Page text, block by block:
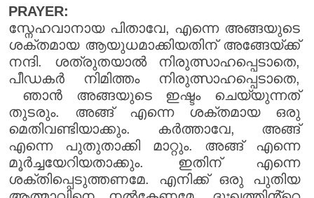
PRAYER:
സ്നേഹവാനായ പിതാവേ, എന്നെ അങ്ങയുടെ
ശക്തമായ ആയുധമാക്കിയതിന് അങ്ങേയ്ക്ക്
നന്ദി. ശത്രുതയാൽ നിരുത്സാഹപ്പെടാതെ,
പീഡകർ നിമിത്തം നിരുത്സാഹപ്പെടാതെ,
ഞാൻ അങ്ങയുടെ ഇഷ്ടം ചെയ്യുന്നത്
തുടരും. അങ്ങ് എന്നെ ശക്തമായ ഒരു
മെതിവണ്ടിയാക്കും. കർത്താവേ, അങ്ങ്
എന്നെ പുതുതാക്കി മാറ്റും. അങ്ങ് എന്നെ
മൂർച്ചയേറിയതാക്കും. ഇതിന് എന്നെ
ശക്തിപ്പെടുത്തണമേ. എനിക്ക് ഒരു പുതിയ